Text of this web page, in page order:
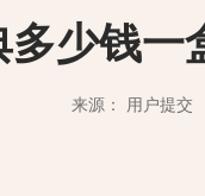
少钱一
来源： 用户提交